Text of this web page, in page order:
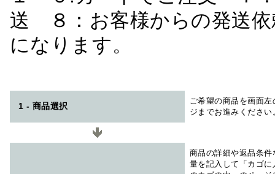
送 ８：お客様からの発送
になります。
1 - 商品選択
ご希望の商品を画面
ジまでお進みください
商品の詳細や返品条
量を記入して「カゴ